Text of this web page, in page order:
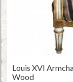
Louis XVI
Wood